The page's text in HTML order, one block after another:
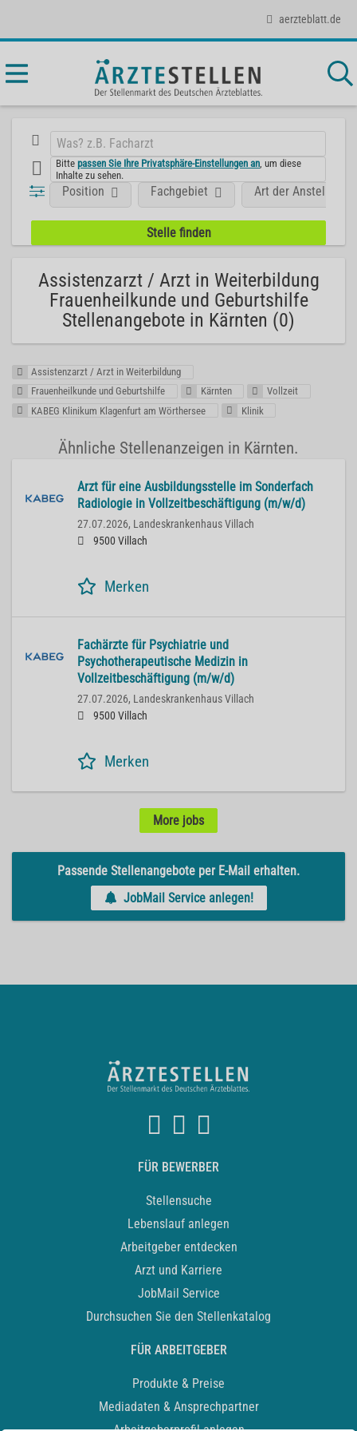
aerzteblatt.de
Bittepassen Sie Ihre Privatsphäre-Einstellungen an , um diese
Inhalte zu sehen.
Position Fachgebiet Art der Anstellung
Assistenzarzt / Arzt in Weiterbildung
Frauenheilkunde und Geburtshilfe
Stellenangebote in Kärnten (0)
Assistenzarzt / Arzt in Weiterbildung
Frauenheilkunde und Geburtshilfe
Kärnten
Vollzeit
KABEG Klinikum Klagenfurt am Wörthersee
Klinik
Ähnliche Stellenanzeigen in Kärnten.
Arzt für eine Ausbildungsstelle im Sonderfach
Radiologie in Vollzeitbeschäftigung (m/w/d)
27.07.2026, Landeskrankenhaus Villach
9500 Villach
Merken
Fachärzte für Psychiatrie und
Psychotherapeutische Medizin in
Vollzeitbeschäftigung (m/w/d)
27.07.2026, Landeskrankenhaus Villach
9500 Villach
Merken
More jobs
Passende Stellenangebote per E-Mail erhalten.
JobMail Service anlegen!
FÜR BEWERBER
Stellensuche
Lebenslauf anlegen
Arbeitgeber entdecken
Arzt und Karriere
JobMail Service
Durchsuchen Sie den Stellenkatalog
FÜR ARBEITGEBER
Produkte & Preise
Mediadaten & Ansprechpartner